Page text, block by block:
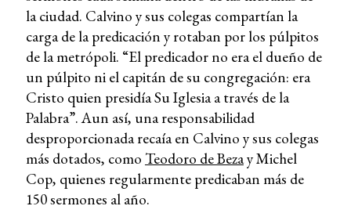
la ciudad. Calvino y sus colegas compartían la
carga de la predicación y rotaban por los púlpitos
de la metrópoli. “El predicador no era el dueño de
un púlpito ni el capitán de su congregación: era
Cristo quien presidía Su Iglesia a través de la
Palabra”. Aun así, una responsabilidad
desproporcionada recaía en Calvino y sus colegas
más dotados, como Teodoro de Bezay Michel
Cop, quienes regularmente predicaban más de
150 sermones al año.